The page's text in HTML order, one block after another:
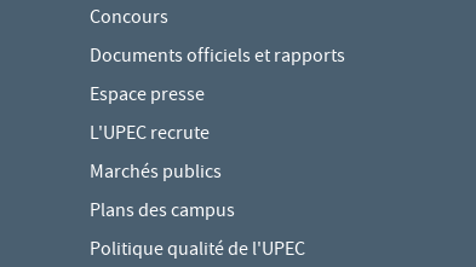
Concours
Documents officiels et rapports
Espace presse
L'UPEC recrute
Marchés publics
Plans des campus
Politique qualité de l'UPEC